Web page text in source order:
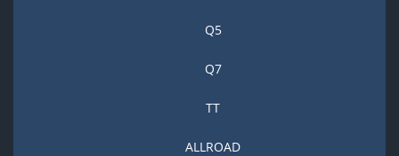
Q5
Q7
TT
ALLROAD